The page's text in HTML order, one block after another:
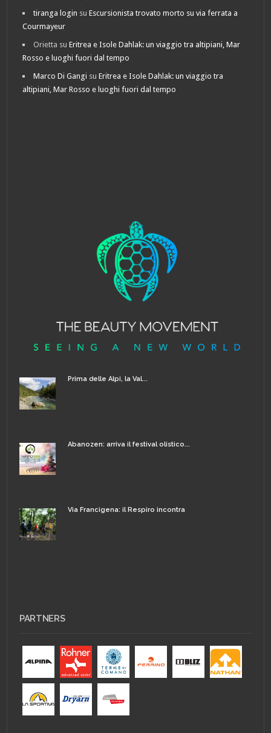
tiranga login suEscursionista trovato morto su via ferrata a
Courmayeur
Orietta suEritrea e Isole Dahlak: un viaggio tra altipiani, Mar
Rosso e luoghi fuori dal tempo
Marco Di Gangi suEritrea e Isole Dahlak: un viaggio tra
altipiani, Mar Rosso e luoghi fuori dal tempo
Prima delle Alpi, la Val...
Abanozen: arriva il festival olistico...
Via Francigena: il Respiro incontra
PARTNERS